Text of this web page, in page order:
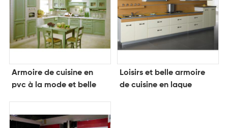
Armoire de cuisine en
pvc à la mode et belle
Loisirs et belle armoire
de cuisine en laque